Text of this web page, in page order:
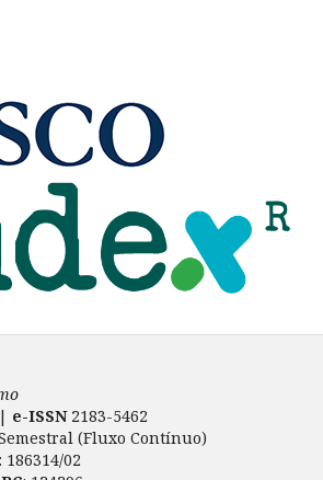
e-ISSN2183-5462
(Fluxo Contínuo)
: 186314/02